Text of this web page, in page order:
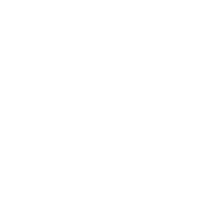
(09:00 - 21:00)